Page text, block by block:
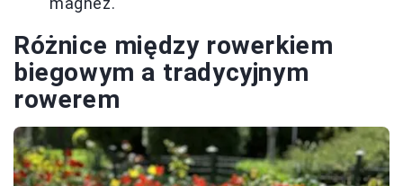
Różnice między rowerkiem
biegowym a tradycyjnym
rowerem